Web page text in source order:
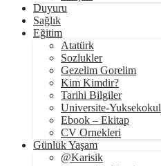
Duyuru
Sağlık
Eğitim
Atatürk
Sozlukler
Gezelim Gorelim
Kim Kimdir?
Tarihi Bilgiler
Universite-Yuksekokul
Ebook – Ekitap
CV Ornekleri
Günlük Yaşam
@Karisik